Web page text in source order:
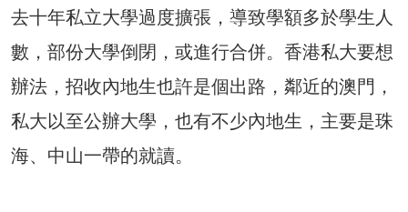
去十年私立大學過度擴張，導致學額多於學生人
數，部份大學倒閉，或進行合併。香港私大要想
辦法，招收內地生也許是個出路，鄰近的澳門，
私大以至公辦大學，也有不少內地生，主要是珠
海、中山一帶的就讀。